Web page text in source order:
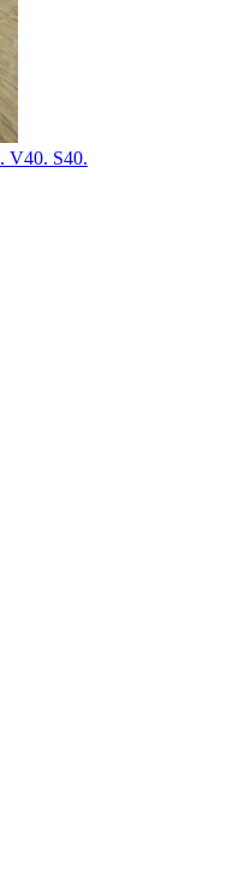
V40. S40.